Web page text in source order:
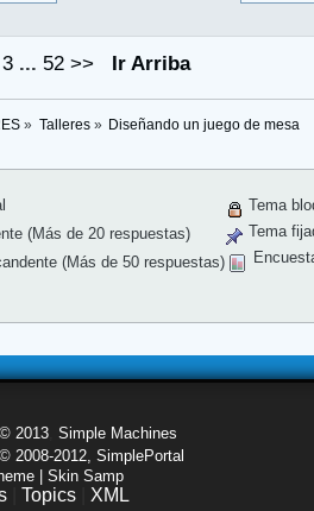
3 ... 52 >> Ir Arriba
» Talleres» Diseñando un juego de mesa
(Más de 20 respuestas)
(Más de 50 respuestas)
Tema
Tema
2013 Simple Machines
2008-2012, SimplePortal
| Skin Samp
Topics XML